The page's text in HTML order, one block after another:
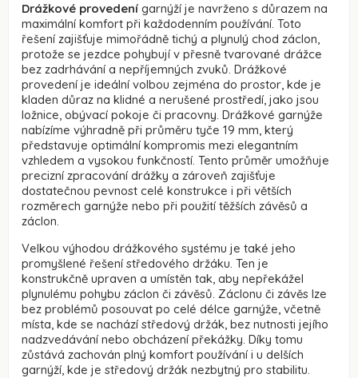
Drážkové provedení garnýží je navrženo s důrazem na
maximální komfort při každodenním používání. Toto
řešení zajišťuje mimořádně tichý a plynulý chod záclon,
protože se jezdce pohybují v přesně tvarované drážce
bez zadrhávání a nepříjemných zvuků. Drážkové
provedení je ideální volbou zejména do prostor, kde je
kladen důraz na klidné a nerušené prostředí, jako jsou
ložnice, obývací pokoje či pracovny. Drážkové garnýže
nabízíme výhradně při průměru tyče 19 mm, který
představuje optimální kompromis mezi elegantním
vzhledem a vysokou funkčností. Tento průměr umožňuje
precizní zpracování drážky a zároveň zajišťuje
dostatečnou pevnost celé konstrukce i při větších
rozměrech garnýže nebo při použití těžších závěsů a
záclon.
Velkou výhodou drážkového systému je také jeho
promyšlené řešení středového držáku. Ten je
konstrukčně upraven a umístěn tak, aby nepřekážel
plynulému pohybu záclon či závěsů. Záclonu či závěs lze
bez problémů posouvat po celé délce garnýže, včetně
místa, kde se nachází středový držák, bez nutnosti jejího
nadzvedávání nebo obcházení překážky. Díky tomu
zůstává zachován plný komfort používání i u delších
garnýží, kde je středový držák nezbytný pro stabilitu.